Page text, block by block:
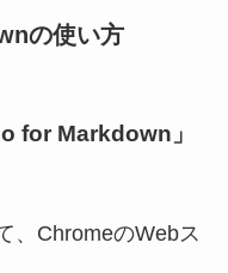
の使い方
for Markdown」
、ChromeのWebス